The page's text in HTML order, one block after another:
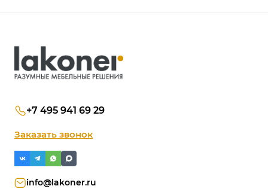
+7 495 941 69 29
Заказать звонок
info@lakoner.ru